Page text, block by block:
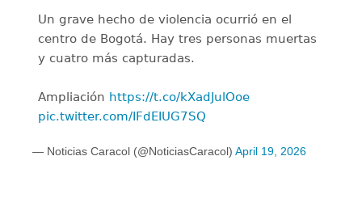
Un grave hecho de violencia ocurrió en el
centro de Bogotá. Hay tres personas muertas
y cuatro más capturadas.
Ampliación https://t.co/kXadJulOoe
pic.twitter.com/IFdEIUG7SQ
— Noticias Caracol (@NoticiasCaracol) April 19, 2026